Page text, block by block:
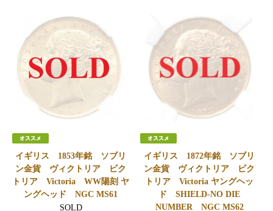
イギリス 1853年銘 ソブリ
ン金貨 ヴィクトリア ビク
トリア Victoria WW陽刻 ヤ
ングヘッド NGC MS61
SOLD
イギリス 1872年銘 ソブリ
ン金貨 ヴィクトリア ビク
トリア Victoria ヤングヘッ
ド SHIELD-NO DIE
NUMBER NGC MS62